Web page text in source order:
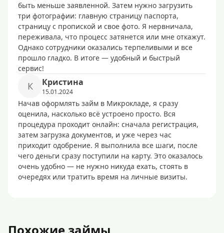
быть меньше заявленной. Затем нужно загрузить
три фотографии: главную страницу паспорта,
страницу с пропиской и свое фото. Я нервничала,
переживала, что процесс затянется или мне откажут.
Однако сотрудники оказались терпеливыми и все
прошло гладко. В итоге — удобный и быстрый
сервис!
К Кристина
15.01.2024
Начав оформлять займ в Микрокладе, я сразу
оценила, насколько всё устроено просто. Вся
процедура проходит онлайн: сначала регистрация,
затем загрузка документов, и уже через час
приходит одобрение. Я выполнила все шаги, после
чего деньги сразу поступили на карту. Это оказалось
очень удобно — не нужно никуда ехать, стоять в
очередях или тратить время на личные визиты.